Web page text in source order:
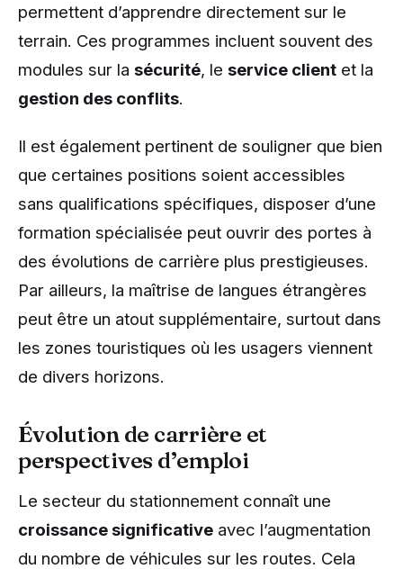
permettent d’apprendre directement sur le
terrain. Ces programmes incluent souvent des
modules sur la sécurité, le service client et la
gestion des conflits.
Il est également pertinent de souligner que bien
que certaines positions soient accessibles
sans qualifications spécifiques, disposer d’une
formation spécialisée peut ouvrir des portes à
des évolutions de carrière plus prestigieuses.
Par ailleurs, la maîtrise de langues étrangères
peut être un atout supplémentaire, surtout dans
les zones touristiques où les usagers viennent
de divers horizons.
Évolution de carrière et
perspectives d’emploi
Le secteur du stationnement connaît une
croissance significative avec l’augmentation
du nombre de véhicules sur les routes. Cela